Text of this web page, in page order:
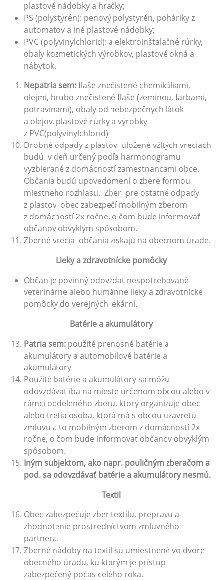
plastové nádobky a hračky;
PS (polystyrén): penový polystyrén, poháriky z
automatov a iné plastové nádobky;
PVC (polyvinylchlorid): a elektroinštalačné rúrky,
obaly kozmetických výrobkov, plastové okná a
nábytok.
Nepatria sem:fľaše znečistené chemikáliami,
olejmi, hrubo znečistené fľaše (zeminou, farbami,
potravinami), obaly od nebezpečných látok
a olejov, plastové rúrky a výrobky
z PVC(polyvinylchlorid)
Drobné odpady z plastov uložené vžltých vreciach
budú v deň určený podľa harmonogramu
vyzbierané z domácností zamestnancami obce.
Občania budú upovedomení o zbere formou
miestneho rozhlasu. Zber pre ostatné odpady
z plastov obec zabezpečí mobilným zberom
z domácností 2x ročne, o čom bude informovať
občanov obvyklým spôsobom.
Zberné vrecia občania získajú na obecnom úrade.
Lieky a zdravotnícke pomôcky
Občan je povinný odovzdať nespotrebované
veterinárne alebo humánne lieky a zdravotnícke
pomôcky do verejných lekární.
Batérie a akumulátory
Patria sem: použité prenosné batérie a
akumulátory a automobilové batérie a
akumulátory
Použité batérie a akumulátory sa môžu
odovzdávať iba na mieste určenom obcou alebo v
rámci oddeleného zberu, ktorý organizuje obec
alebo tretia osoba, ktorá má s obcou uzavretú
zmluvu a to mobilným zberom z domácností 2x
ročne, o čom bude informovať občanov obvyklým
spôsobom.
Iným subjektom, ako napr. pouličným zberačom a
pod. sa odovzdávať batérie a akumulátory nesmú.
Textil
Obec zabezpečuje zber textilu, prepravu a
zhodnotenie prostredníctvom zmluvného
partnera.
Zberné nádoby na textil sú umiestnené vo dvore
obecného úradu, ku ktorým je prístup
zabezpečený počas celého roka.